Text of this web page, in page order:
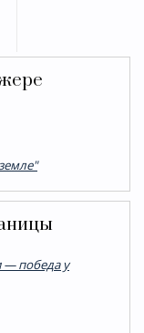
— победа у